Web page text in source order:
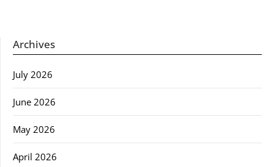
Archives
July 2026
June 2026
May 2026
April 2026